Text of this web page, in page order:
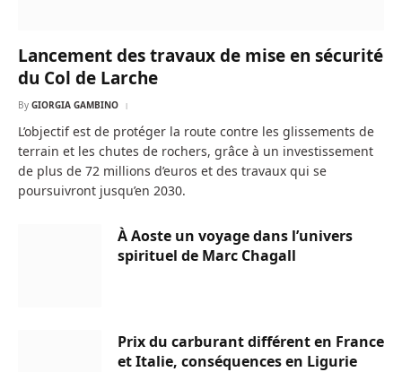
Lancement des travaux de mise en sécurité
du Col de Larche
By GIORGIA GAMBINO
L’objectif est de protéger la route contre les glissements de
terrain et les chutes de rochers, grâce à un investissement
de plus de 72 millions d’euros et des travaux qui se
poursuivront jusqu’en 2030.
À Aoste un voyage dans l’univers
spirituel de Marc Chagall
Prix du carburant différent en France
et Italie, conséquences en Ligurie